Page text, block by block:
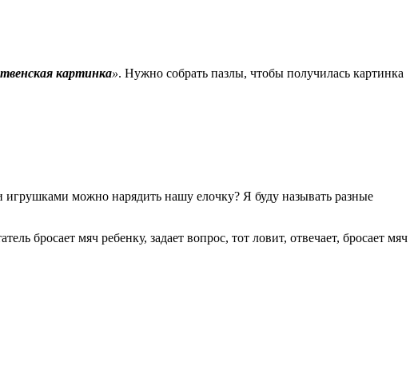
картинка». Нужно собрать пазлы, чтобы получилась картинка
можно нарядить нашу елочку? Я буду называть разные
бросает мяч ребенку, задает вопрос, тот ловит, отвечает, бросает мяч